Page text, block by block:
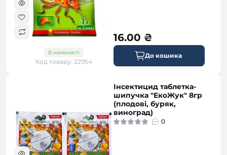
В наявності
Код товару: 22954
16.00 ₴
До кошика
Інсектицид таблетка-
шипучка "ЕкоЖук" 8гр
(плодові, буряк,
виноград)
0